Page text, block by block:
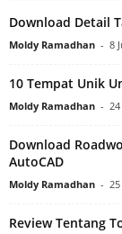
Download Detail
Moldy Ramadhan - 8
10 Tempat Unik
Moldy Ramadhan -
Download
AutoCAD
Moldy Ramadhan -
Review Tentang